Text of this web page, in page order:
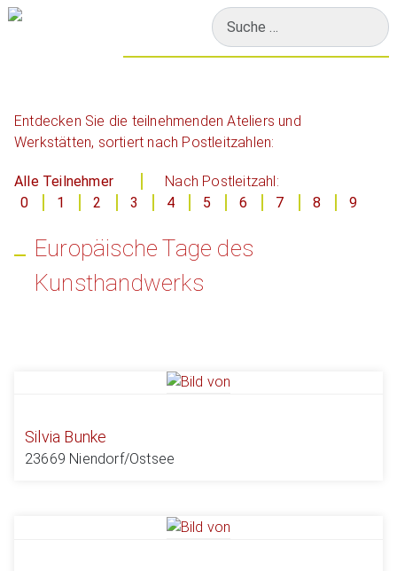
Suchen
Entdecken Sie die teilnehmenden Ateliers und
Werkstätten, sortiert nach Postleitzahlen:
Alle Teilnehmer
Nach Postleitzahl:
0
1 2 3 4 5 6 7 8 9
Europäische Tage des
Kunsthandwerks
Silvia Bunke
23669 Niendorf/Ostsee